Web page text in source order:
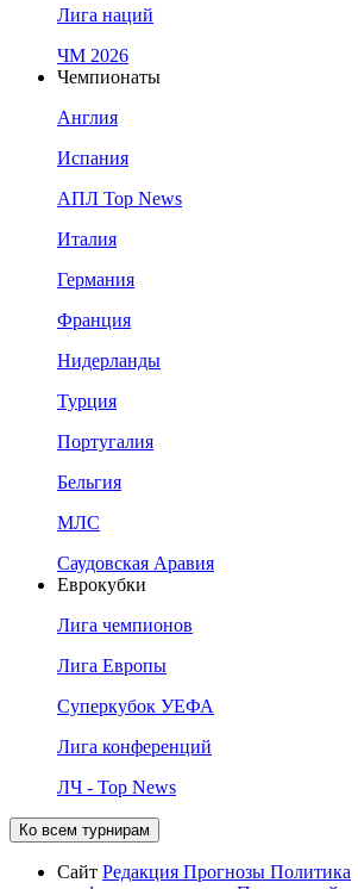
Лига наций
ЧМ 2026
Чемпионаты
Англия
Испания
АПЛ Top News
Италия
Германия
Франция
Нидерланды
Турция
Португалия
Бельгия
МЛС
Саудовская Аравия
Еврокубки
Лига чемпионов
Лига Европы
Суперкубок УЕФА
Лига конференций
ЛЧ - Top News
Ко всем турнирам
Сайт Редакция Прогнозы Политика